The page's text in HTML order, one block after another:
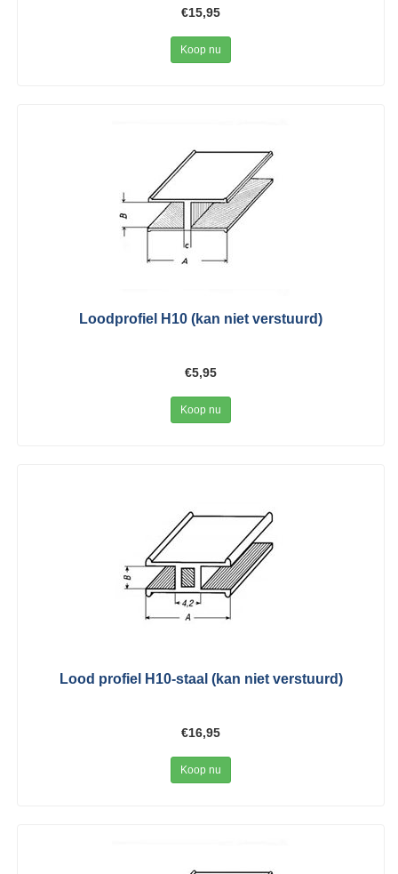
€15,95
Koop nu
Loodprofiel H10 (kan niet verstuurd)
€5,95
Koop nu
Lood profiel H10-staal (kan niet verstuurd)
€16,95
Koop nu